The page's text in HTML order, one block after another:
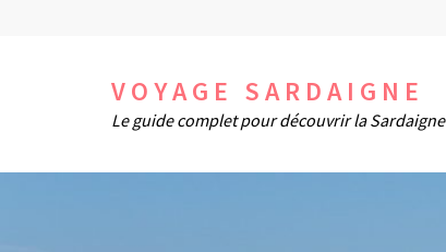
VOYAGE SARDAIGNE
Le guide complet pour découvrir la Sardaigne